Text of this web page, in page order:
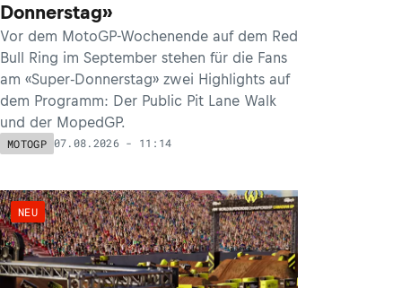
Donnerstag»
Vor dem MotoGP-Wochenende auf dem Red
Bull Ring im September stehen für die Fans
am «Super-Donnerstag» zwei Highlights auf
dem Programm: Der Public Pit Lane Walk
und der MopedGP.
MOTOGP 07.08.2026 - 11:14
NEU